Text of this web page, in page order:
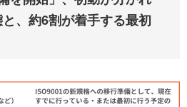
、約6割が着手する最初